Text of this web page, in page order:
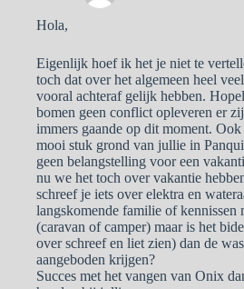
Hola,
Eigenlijk hoef ik het je niet te
toch dat over het algemeen heel
vooral achteraf gelijk hebben.
bomen geen conflict opleveren er
immers gaande op dit moment. Ook
mooi stuk grond van jullie in
geen belangstelling voor een
nu we het toch over vakantie
schreef je iets over elektra en
langskomende familie of kennissen
(caravan of camper) maar is het
over schreef en liet zien) dan de
aangeboden krijgen?
Succes met het vangen van Onix